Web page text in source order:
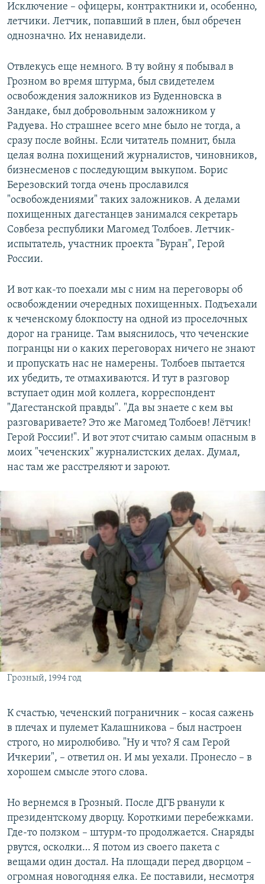
Исключение – офицеры, контрактники и, особенно,
летчики. Летчик, попавший в плен, был обречен
однозначно. Их ненавидели.
Отвлекусь еще немного. В ту войну я побывал в
Грозном во время штурма, был свидетелем
освобождения заложников из Буденновска в
Зандаке, был добровольным заложником у
Радуева. Но страшнее всего мне было не тогда, а
сразу после войны. Если читатель помнит, была
целая волна похищений журналистов, чиновников,
бизнесменов с последующим выкупом. Борис
Березовский тогда очень прославился
"освобождениями" таких заложников. А делами
похищенных дагестанцев занимался секретарь
Совбеза республики Магомед Толбоев. Летчик-
испытатель, участник проекта "Буран", Герой
России.
И вот как-то поехали мы с ним на переговоры об
освобождении очередных похищенных. Подъехали
к чеченскому блокпосту на одной из проселочных
дорог на границе. Там выяснилось, что чеченские
погранцы ни о каких переговорах ничего не знают
и пропускать нас не намерены. Толбоев пытается
их убедить, те отмахиваются. И тут в разговор
вступает один мой коллега, корреспондент
"Дагестанской правды". "Да вы знаете с кем вы
разговариваете? Это же Магомед Толбоев! Лётчик!
Герой России!". И вот этот считаю самым опасным в
моих "чеченских" журналистских делах. Думал,
нас там же расстреляют и зароют.
Грозный, 1994 год
К счастью, чеченский пограничник – косая сажень
в плечах и пулемет Калашникова – был настроен
строго, но миролюбиво. "Ну и что? Я сам Герой
Ичкерии", – ответил он. И мы уехали. Пронесло – в
хорошем смысле этого слова.
Но вернемся в Грозный. После ДГБ рванули к
президентскому дворцу. Короткими перебежками.
Где-то ползком – штурм-то продолжается. Снаряды
рвутся, осколки… Я потом из своего пакета с
вещами один достал. На площади перед дворцом –
огромная новогодняя елка. Ее поставили, несмотря